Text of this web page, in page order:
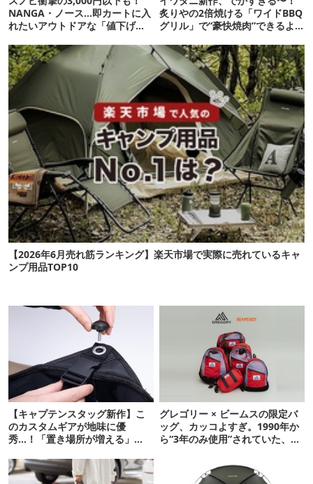
NANGA・ノース…即カートに入
れたいアウトドアな「値下げ夏
炙りやの2倍焼ける「ワイドBBQ
グリル」で“豪快焼肉”できるよ
【2026年6月売れ筋ランキング】楽天市場で実際に売れているキャ
ンプ用品TOP10
【キャプテンスタッグ新作】こ
のカスタムギアが地味に優
秀…！「置き場所が増える」
グレゴリー × ビームスの限定バ
ッグ、カッコよすぎ。1990年か
ら“3年のみ使用”されていた、紫